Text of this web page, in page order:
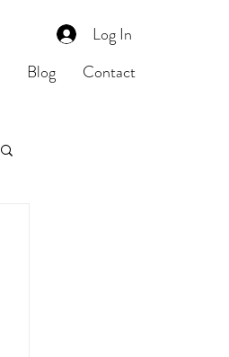
Log In
Blog Contact